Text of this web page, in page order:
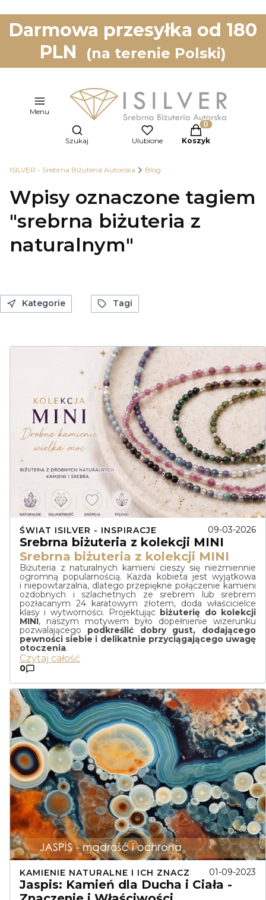
Darmowa przesyłka od 180
PLN
(na terenie Polski)
Menu
Otwórz wyszukiwarkę
Szukaj Ulubione
Produkty w
Koszyk
ISILVER - Srebrna Biżuteria Autorska Blog
Wpisy oznaczone tagiem
"srebrna biżuteria z
naturalnym"
Kategorie Tagi
ŚWIAT ISILVER - INSPIRACJE 09-03-2026
Srebrna biżuteria z kolekcji MINI
Srebrna biżuteria z kolekcji MINI
Biżuteria z naturalnych kamieni cieszy się niezmiennie
ogromną popularnością. Każda kobieta jest wyjątkowa
i niepowtarzalna, dlatego przepiękne połączenie kamieni
ozdobnych i szlachetnych ze srebrem lub srebrem
pozłacanym 24 karatowym złotem, doda właścicielce
klasy i wytworności. Projektując biżuterię do kolekcji
MINI, naszym motywem było dopełnienie wizerunku
pozwalającego podkreślić dobry gust, dodającego
pewności siebie i delikatnie przyciągającego uwagę
otoczenia.
Czytaj całość
0
KAMIENIE NATURALNE I ICH ZNACZ 01-09-2023
Jaspis: Kamień dla Ducha i Ciała -